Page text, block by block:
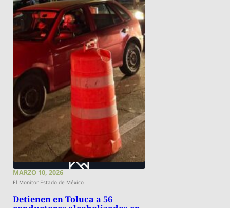
MARZO 10, 2026
El Monitor Estado de México
Detienen en Toluca a 56